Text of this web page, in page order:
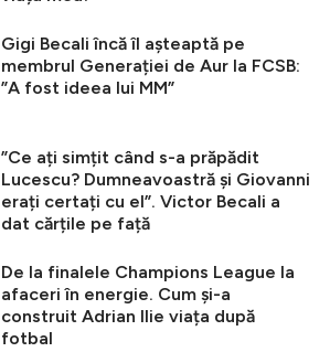
Gigi Becali încă îl așteaptă pe
membrul Generației de Aur la FCSB:
”A fost ideea lui MM”
”Ce ați simțit când s-a prăpădit
Lucescu? Dumneavoastră și Giovanni
erați certați cu el”. Victor Becali a
dat cărțile pe față
De la finalele Champions League la
afaceri în energie. Cum și-a
construit Adrian Ilie viața după
fotbal